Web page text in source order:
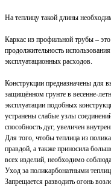
На теплицу такой длины
Каркас из профильной трубы –
продолжительность
эксплуатационных расходов.
Конструкции предназначены для
защищённом грунте в весенне-
эксплуатации подобных
устранены слабые узлы
способность дуг, увеличен
Для того, чтобы теплица из
правдой, а также приносила
всех изделий, необходимо
Уход за поликарбонатными
Запрещается разводить огонь